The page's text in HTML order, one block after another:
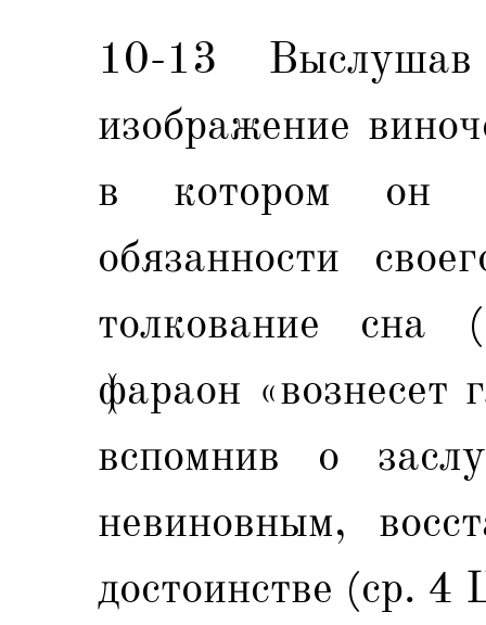
10-13
изображение
в котором он
обязанности
толкование
фараон «вознесет
вспомнив о
невиновным,
достоинстве (ср.